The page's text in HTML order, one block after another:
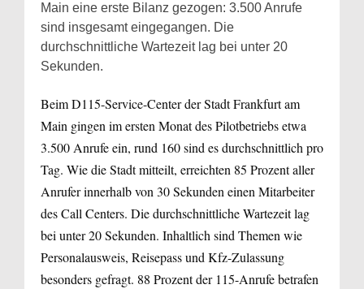
Main eine erste Bilanz gezogen: 3.500 Anrufe
sind insgesamt eingegangen. Die
durchschnittliche Wartezeit lag bei unter 20
Sekunden.
Beim D115-Service-Center der Stadt Frankfurt am
Main gingen im ersten Monat des Pilotbetriebs etwa
3.500 Anrufe ein, rund 160 sind es durchschnittlich pro
Tag. Wie die Stadt mitteilt, erreichten 85 Prozent aller
Anrufer innerhalb von 30 Sekunden einen Mitarbeiter
des Call Centers. Die durchschnittliche Wartezeit lag
bei unter 20 Sekunden. Inhaltlich sind Themen wie
Personalausweis, Reisepass und Kfz-Zulassung
besonders gefragt. 88 Prozent der 115-Anrufe betrafen